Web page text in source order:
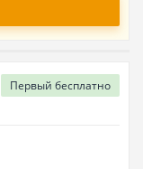
Первый бесплатно